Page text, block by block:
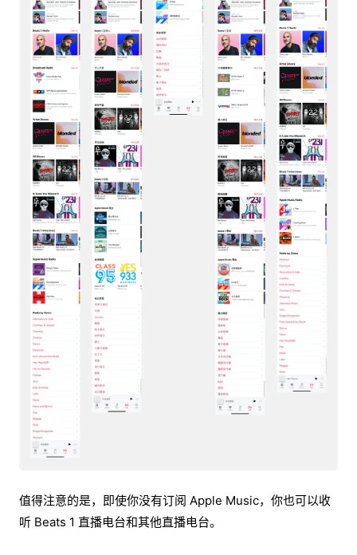
值得注意的是，即使你没有订阅 Apple Music，你也可以收
听 Beats 1 直播电台和其他直播电台。